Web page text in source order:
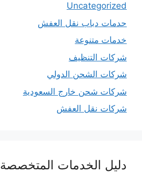
Uncategorized
حدمات دباب نقل العفش
خدمات متنوعة
شركات التنظيف
شركات الشحن الدولي
شركات شحن خارج السعودية
شركات نقل العفش
دليل الخدمات المتخصصة